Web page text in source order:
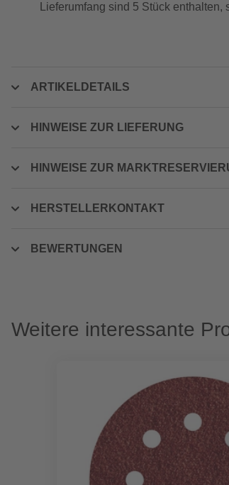
Lieferumfang sind 5 Stück
ARTIKELDETAILS
HINWEISE ZUR LIEFERUNG
HINWEISE ZUR
HERSTELLERKONTAKT
BEWERTUNGEN
Weitere interessante